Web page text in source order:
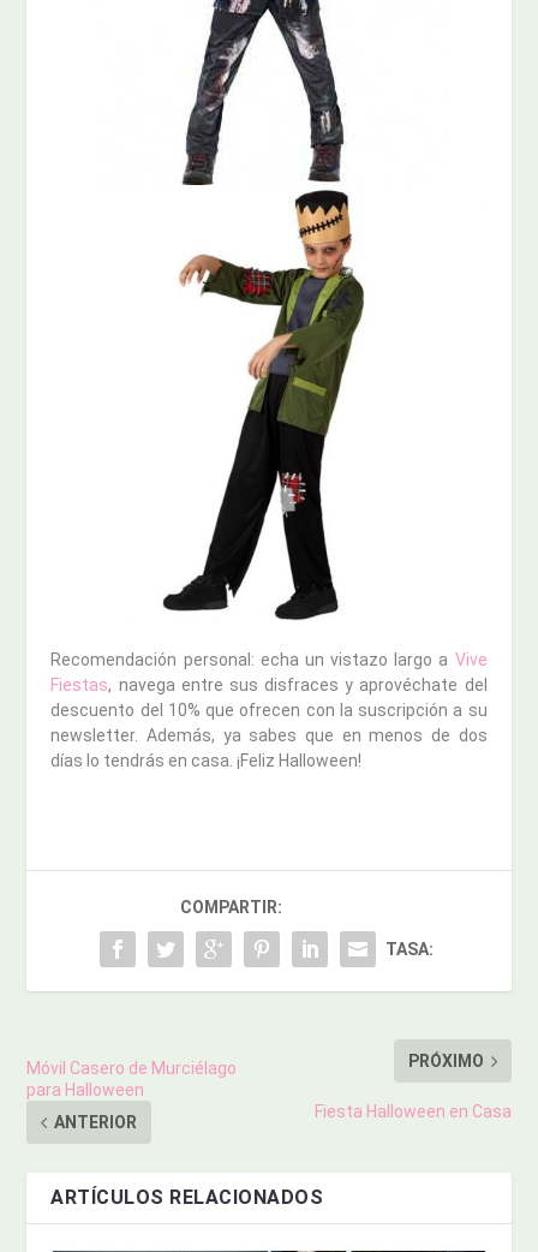
Recomendación personal: echa un vistazo largo a Vive
Fiestas, navega entre sus disfraces y aprovéchate del
descuento del 10% que ofrecen con la suscripción a su
newsletter. Además, ya sabes que en menos de dos
días lo tendrás en casa. ¡Feliz Halloween!
COMPARTIR:
TASA:
Móvil Casero de Murciélago
para Halloween
ANTERIOR
PRÓXIMO
Fiesta Halloween en Casa
ARTÍCULOS RELACIONADOS